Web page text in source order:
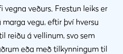
vegna veðurs. Frestun leiks er
vegu, eftir því hversu
reiðu á vellinum, svo sem
eða með tilkynningum til